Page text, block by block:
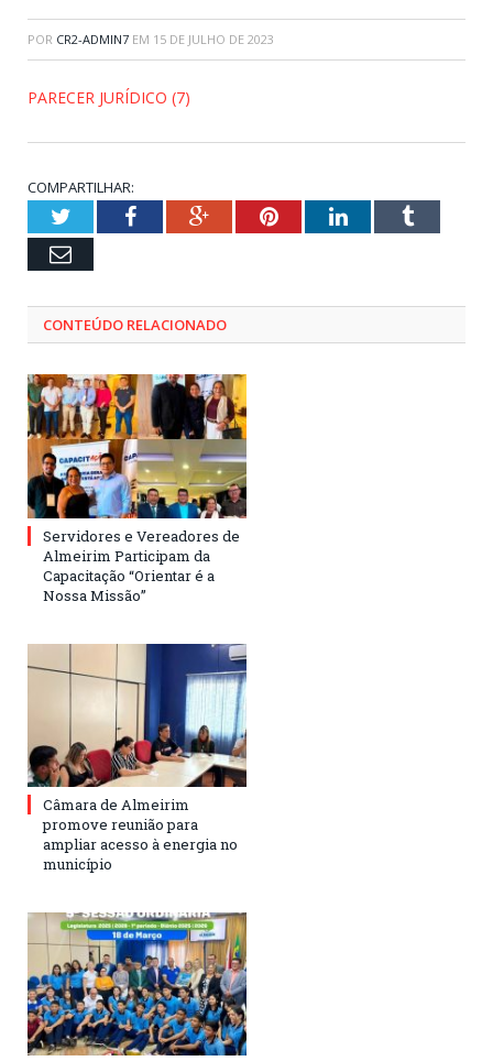
POR CR2-ADMIN7 EM 15 DE JULHO DE 2023
PARECER JURÍDICO (7)
COMPARTILHAR:
TwitterFacebookGoogle+PinterestLinkedInTumblr
Email
CONTEÚDO RELACIONADO
Servidores e Vereadores de
Almeirim Participam da
Capacitação “Orientar é a
Nossa Missão”
Câmara de Almeirim
promove reunião para
ampliar acesso à energia no
município